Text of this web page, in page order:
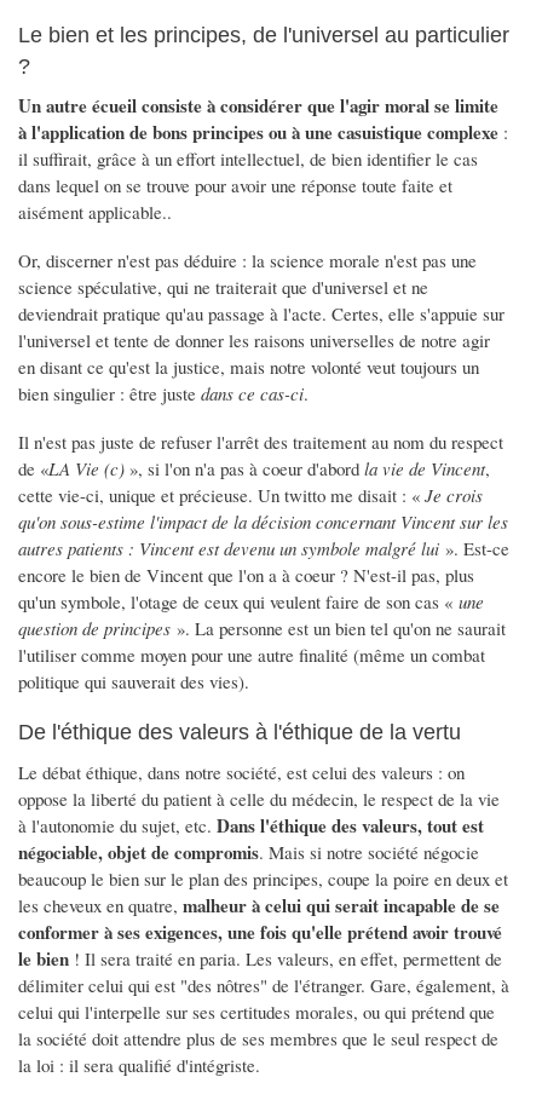
Le bien et les principes, de l'universel au particulier
?
Un autre écueil consiste à considérer que l'agir moral se limite
à l'application de bons principes ou à une casuistique complexe :
il suffirait, grâce à un effort intellectuel, de bien identifier le cas
dans lequel on se trouve pour avoir une réponse toute faite et
aisément applicable..
Or, discerner n'est pas déduire : la science morale n'est pas une
science spéculative, qui ne traiterait que d'universel et ne
deviendrait pratique qu'au passage à l'acte. Certes, elle s'appuie sur
l'universel et tente de donner les raisons universelles de notre agir
en disant ce qu'est la justice, mais notre volonté veut toujours un
bien singulier : être juste dans ce cas-ci.
Il n'est pas juste de refuser l'arrêt des traitement au nom du respect
de «LA Vie (c) », si l'on n'a pas à coeur d'abord la vie de Vincent,
cette vie-ci, unique et précieuse. Un twitto me disait : « Je crois
qu'on sous-estime l'impact de la décision concernant Vincent sur les
autres patients : Vincent est devenu un symbole malgré lui ». Est-ce
encore le bien de Vincent que l'on a à coeur ? N'est-il pas, plus
qu'un symbole, l'otage de ceux qui veulent faire de son cas « une
question de principes ». La personne est un bien tel qu'on ne saurait
l'utiliser comme moyen pour une autre finalité (même un combat
politique qui sauverait des vies).
De l'éthique des valeurs à l'éthique de la vertu
Le débat éthique, dans notre société, est celui des valeurs : on
oppose la liberté du patient à celle du médecin, le respect de la vie
à l'autonomie du sujet, etc. Dans l'éthique des valeurs, tout est
négociable, objet de compromis. Mais si notre société négocie
beaucoup le bien sur le plan des principes, coupe la poire en deux et
les cheveux en quatre, malheur à celui qui serait incapable de se
conformer à ses exigences, une fois qu'elle prétend avoir trouvé
le bien ! Il sera traité en paria. Les valeurs, en effet, permettent de
délimiter celui qui est "des nôtres" de l'étranger. Gare, également, à
celui qui l'interpelle sur ses certitudes morales, ou qui prétend que
la société doit attendre plus de ses membres que le seul respect de
la loi : il sera qualifié d'intégriste.